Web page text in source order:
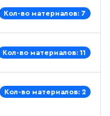
Кол-во материалов: 7
Кол-во материалов: 11
Кол-во материалов: 2